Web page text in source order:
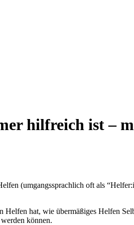
hilfreich ist –
(umgangssprachlich oft als
hat, wie übermäßiges Helfen
können.